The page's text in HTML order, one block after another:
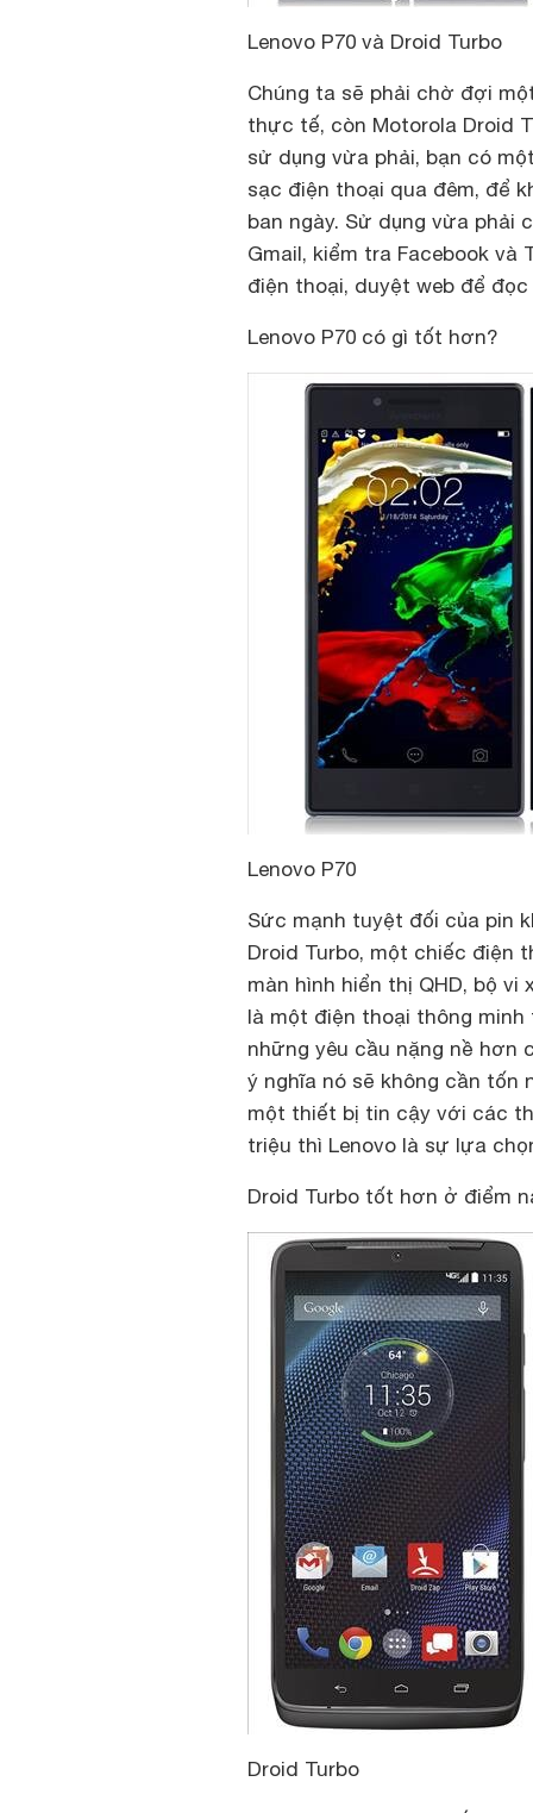
Lenovo P70 và Droid Turbo
Chúng ta sẽ phải chờ đợi
thực tế, còn Motorola Droid
sử dụng vừa phải, bạn có
sạc điện thoại qua đêm, để
ban ngày. Sử dụng vừa phải
Gmail, kiểm tra Facebook
điện thoại, duyệt web để
Lenovo P70 có gì tốt hơn?
Lenovo P70
Sức mạnh tuyệt đối của pin
Droid Turbo, một chiếc điện
màn hình hiển thị QHD, bộ vi
là một điện thoại thông
những yêu cầu nặng nề hơn
ý nghĩa nó sẽ không cần tốn
một thiết bị tin cậy với các
triệu thì Lenovo là sự lựa
Droid Turbo tốt hơn ở điểm
Droid Turbo